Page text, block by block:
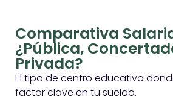
Comparativa
¿Pública,
Privada?
El tipo de centro educativo
factor clave en tu sueldo.